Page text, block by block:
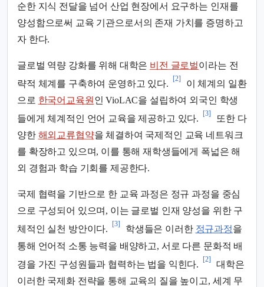
순한 지식 전달을 넘어 산업 현장에서 요구하는 인재를
양성함으로써 교육 기관으로서의 존재 가치를 증명하고
자 한다.
글로벌 역량 강화를 위해 대학은 비전 글로벌이라는 전
략적 체계를 구축하여 운영하고 있다.
[2]
이 체계의 일환
으로 한국어교육원 인 VioLAC을 설립하여 외국인 학생
들에게 체계적인 언어 교육을 제공하고 있다.
[3]
또한 다
양한 해외교류협약을 체결하여 국제적인 교육 네트워크
를 확장하고 있으며, 이를 통해 재학생들에게 폭넓은 해
외 경험과 학습 기회를 제공한다.
국제 협력을 기반으로 한 교육 과정은 정규 과정을 중심
으로 구성되어 있으며, 이는 글로벌 인재 양성을 위한 구
체적인 실천 방안이다.
[3]
학생들은 이러한 정규과정을
통해 언어적 소통 능력을 배양하고, 서로 다른 문화적 배
경을 가진 구성원들과 협력하는 법을 익힌다.
[2]
대학은
이러한 국제화 전략을 통해 교육의 질을 높이고, 세계 무